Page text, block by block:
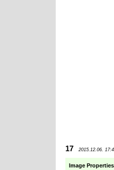
17 2015.12.06.
Image Properties